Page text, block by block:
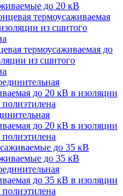
до 20 кВ
термоусаживаемая до
из сшитого
до 20 кВ в изоляции
до 35 кВ